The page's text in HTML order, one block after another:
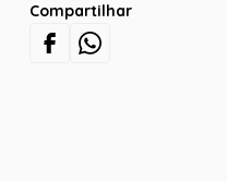
Compartilhar